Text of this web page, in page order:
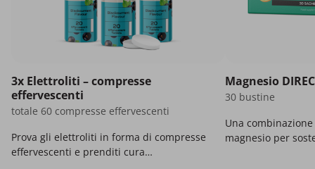
3x Elettroliti – compresse
effervescenti
totale 60 compresse effervescenti
Prova gli elettroliti in forma di compresse
effervescenti e prenditi cura
Magnesio
30 bustine
Una
magnesio per